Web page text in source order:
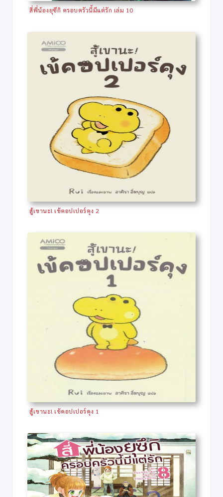
สี่พี่น้องยุซึกิ ครอบครัวนี้มีแต่รัก เล่ม 10
สู้เขานะ! เข้คอปเปอร์คุง 2
สู้เขานะ! เข้คอปเปอร์คุง 1